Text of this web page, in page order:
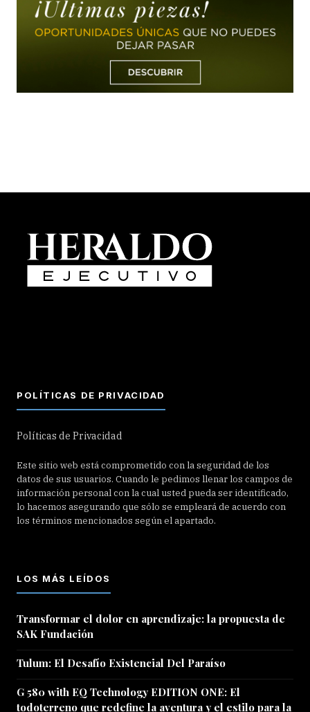
POLÍTICAS DE PRIVACIDAD
Políticas de Privacidad
Este sitio web está comprometido con la seguridad de los
datos de sus usuarios. Cuando le pedimos llenar los campos de
información personal con la cual usted pueda ser identificado,
lo hacemos asegurando que sólo se empleará de acuerdo con
los términos mencionados según el apartado.
LOS MÁS LEÍDOS
Transformar el dolor en aprendizaje: la propuesta de
SAK Fundación
Tulum: El Desafío Existencial Del Paraíso
G 580 with EQ Technology EDITION ONE: El
todoterreno que redefine la aventura y el estilo para la